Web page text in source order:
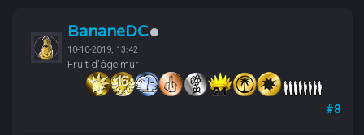
BananeDC
10-10-2019, 13:42
Fruit d'âge mûr
#8